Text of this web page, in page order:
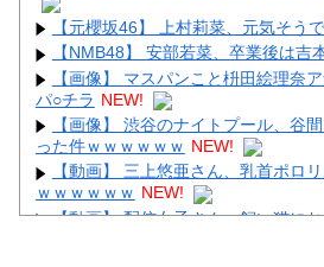
【元櫻坂46】 上村莉菜、元気そう
【NMB48】 安部若菜、卒業後は吉
【画像】 マスパンこと枡田絵理奈
パ○チラ NEW!
【画像】 渋谷のナイトプール、谷
った件ｗｗｗｗｗｗ NEW!
【動画】 三上悠亜さん、乳首ポロ
ｗｗｗｗｗｗ NEW!
【動画】 配信女子さん、飼い猫に